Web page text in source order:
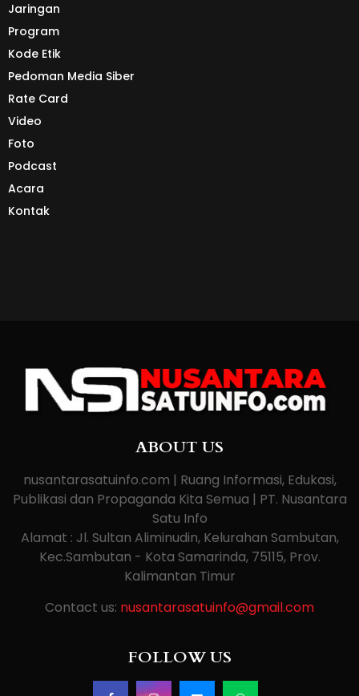
Jaringan
Program
Kode Etik
Pedoman Media Siber
Rate Card
Video
Foto
Podcast
Acara
Kontak
ABOUT US
nusantarasatuinfo.com | Ruang Informasi, Edukasi,
Publikasi dan Propaganda Kita Semua | PT. Nusantara
Satu Info
Alamat : Jl. Sultan Aliminudin, Kelurahan Sambutan,
Kec.Sambutan - Kota Samarinda, 75115, Prov.
Kalimantan Timur
Contact us: nusantarasatuinfo@gmail.com
FOLLOW US